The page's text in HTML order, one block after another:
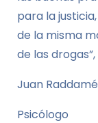
para la
de la misma
de las
Juan
Psicólogo